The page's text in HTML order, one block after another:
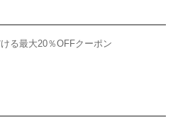
る最大20％OFFクーポン